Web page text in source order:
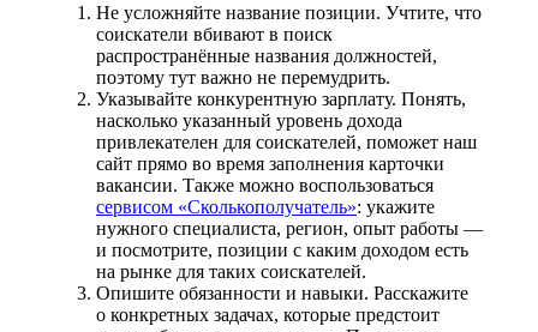
Не усложняйте название позиции. Учтите, что
соискатели вбивают в поиск
распространённые названия должностей,
поэтому тут важно не перемудрить.
Указывайте конкурентную зарплату. Понять,
насколько указанный уровень дохода
привлекателен для соискателей, поможет наш
сайт прямо во время заполнения карточки
вакансии. Также можно воспользоваться
сервисом «Сколькополучатель»: укажите
нужного специалиста, регион, опыт работы —
и посмотрите, позиции с каким доходом есть
на рынке для таких соискателей.
Опишите обязанности и навыки. Расскажите
о конкретных задачах, которые предстоит